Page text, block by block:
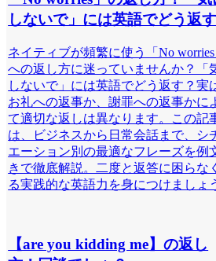
しないで」には英語でどう返
ネイティブが頻繁に使う「No worries
への返し方に迷っていませんか？「
しないで」には英語でどう返す？実
お礼への返事か、謝罪への返事かに
て適切な返しは異なります。この記
は、ビジネスから日常会話まで、シ
エーション別の最適なフレーズを例
きで徹底解説。二度と返答に困らな
る実践的な英語力を身につけましょ
【are you kidding me】の返し